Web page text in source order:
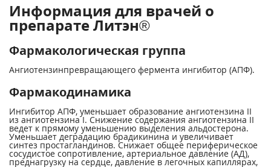
Информация для врачей о
препарате Литэн®
Фармакологическая группа
Ангиотензинпревращающего фермента ингибитор (АПФ).
Фармакодинамика
Ингибитор АПФ, уменьшает образование ангиотензина II
из ангиотензина I. Снижение содержания ангиотензина II
ведет к прямому уменьшению выделения альдостерона.
Уменьшает деградацию брадикинина и увеличивает
синтез простагландинов. Снижает общее периферическое
сосудистое сопротивление, артериальное давление (АД),
преднагрузку на сердце, давление в легочных капиллярах,